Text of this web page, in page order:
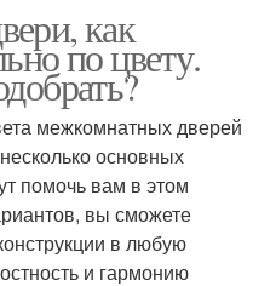
Темные конструкции
Зал с дверью
как
по цвету.
межкомнатных дверей
основных
помочь вам в этом
вы сможете
в любую
и гармонию